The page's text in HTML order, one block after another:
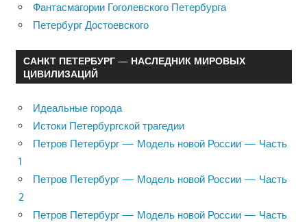
Фантасмагории Гоголевского Петербурга
Петербург Достоевского
САНКТ ПЕТЕРБУРГ — НАСЛЕДНИК МИРОВЫХ
ЦИВИЛИЗАЦИЙ
Идеальные города
Истоки Петербургской трагедии
Петров Петербург — Модель новой России — Часть
1
Петров Петербург — Модель новой России — Часть
2
Петров Петербург — Модель новой России — Часть